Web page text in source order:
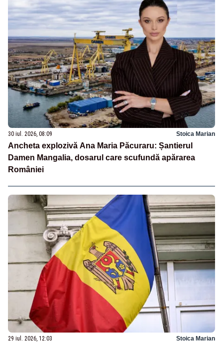
30 iul. 2026, 08:09 Stoica Marian
Ancheta explozivă Ana Maria Păcuraru: Șantierul
Damen Mangalia, dosarul care scufundă apărarea
României
29 iul. 2026, 12:03 Stoica Marian